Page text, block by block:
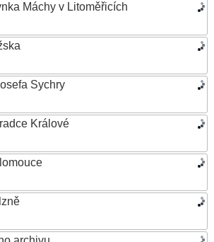
Máchy v Litoměřicích
Sychry
Králové